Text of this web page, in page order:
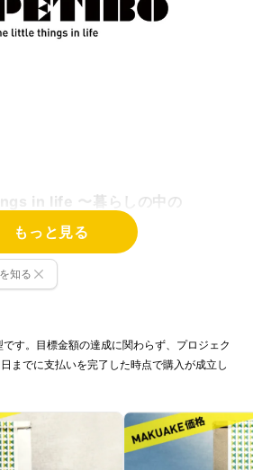
in life 〜暮らしの中の
」
で自分の体と向き合い、
の日常のパフォーマンスをサ
お菓子
もっと見る
知る
す。目標金額の達成に関わらず、プロジェク
までに支払いを完了した時点で購入が成立し